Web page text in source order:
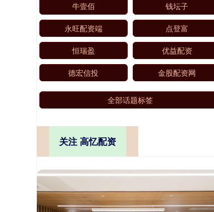
牛壹佰 钱坛子
永旺配资端 点登富
恒瑞盈 优益配资
德宏信投 金股配资网
全部话题标签
关注 高忆配资